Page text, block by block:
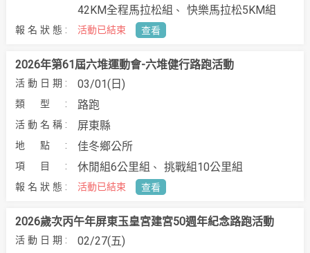
42KM全程馬拉松組
快樂馬拉松5KM組
活動已結束 查看
03/01(日)
路跑
屏東縣
2026年第61屆六堆運動會-六堆健行路跑活動
佳冬鄉公所
休閒組6公里組
挑戰組10公里組
活動已結束 查看
02/27(五)
2026歲次丙午年屏東玉皇宮建宮50週年紀念路跑活動